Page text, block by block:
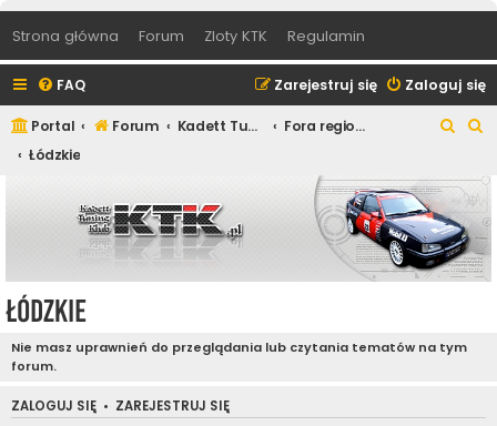
Strona główna Forum Zloty KTK Regulamin
FAQ Zaloguj się
Zarejestruj się
Portal Forum Kadett Tuning Klub
Fora regionalne
Łódzkie
u
k
a
u
k
a
j
Łódzkie
Nie masz uprawnień do przeglądania lub czytania tematów na tym
forum.
ZALOGUJ SIĘ • ZAREJESTRUJ SIĘ